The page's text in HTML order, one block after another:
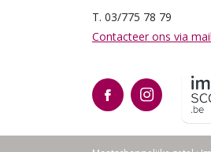
T. 03/775 78 79
Contacteer ons via mail